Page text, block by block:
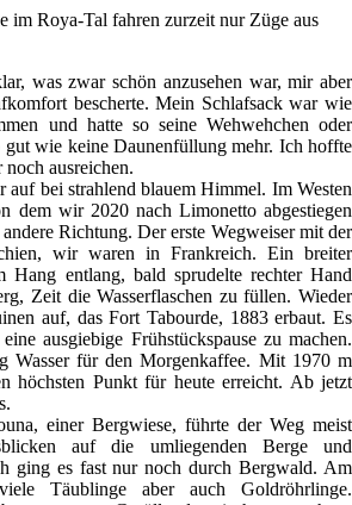
im Roya-Tal fahren zurzeit nur Züge aus
was zwar schön anzusehen war, mir aber
bescherte. Mein Schlafsack war wie
und hatte so seine Wehwehchen oder
gut wie keine Daunenfüllung mehr. Ich hoffte
ausreichen.
bei strahlend blauem Himmel. Im Westen
dem wir 2020 nach Limonetto abgestiegen
Richtung. Der erste Wegweiser mit der
wir waren in Frankreich. Ein breiter
Hang entlang, bald sprudelte rechter Hand
Zeit die Wasserflaschen zu füllen. Wieder
auf, das Fort Tabourde, 1883 erbaut. Es
ausgiebige Frühstückspause zu machen.
Wasser für den Morgenkaffee. Mit 1970 m
höchsten Punkt für heute erreicht. Ab jetzt
einer Bergwiese, führte der Weg meist
auf die umliegenden Berge und
ging es fast nur noch durch Bergwald. Am
Täublinge aber auch Goldröhrlinge.